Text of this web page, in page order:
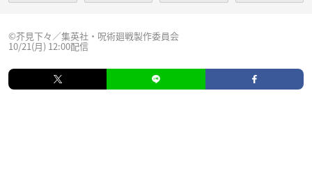
©芥見下々／集英社・呪術廻戦製作委員会
10/21(月) 12:00配信